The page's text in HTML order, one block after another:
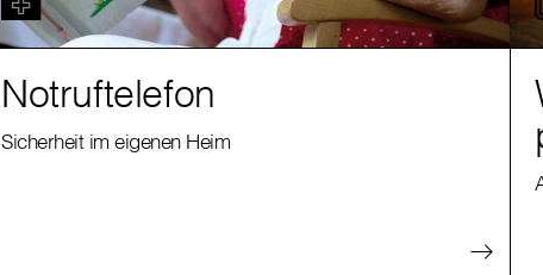
Notruftelefon
Sicherheit im eigenen Heim